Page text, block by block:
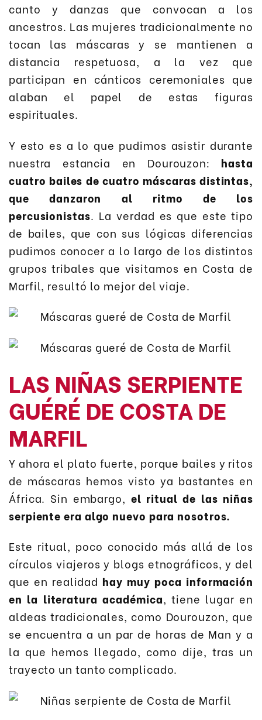
canto y danzas que convocan a los
ancestros. Las mujeres tradicionalmente no
tocan las máscaras y se mantienen a
distancia respetuosa, a la vez que
participan en cánticos ceremoniales que
alaban el papel de estas figuras
espirituales.
Y esto es a lo que pudimos asistir durante
nuestra estancia en Dourouzon: hasta
cuatro bailes de cuatro máscaras distintas,
que danzaron al ritmo de los
percusionistas. La verdad es que este tipo
de bailes, que con sus lógicas diferencias
pudimos conocer a lo largo de los distintos
grupos tribales que visitamos en Costa de
Marfil, resultó lo mejor del viaje.
LAS NIÑAS SERPIENTE
GUÉRÉ DE COSTA DE
MARFIL
Y ahora el plato fuerte, porque bailes y ritos
de máscaras hemos visto ya bastantes en
África. Sin embargo, el ritual de las niñas
serpiente era algo nuevo para nosotros.
Este ritual, poco conocido más allá de los
círculos viajeros y blogs etnográficos, y del
que en realidad hay muy poca información
en la literatura académica, tiene lugar en
aldeas tradicionales, como Dourouzon, que
se encuentra a un par de horas de Man y a
la que hemos llegado, como dije, tras un
trayecto un tanto complicado.